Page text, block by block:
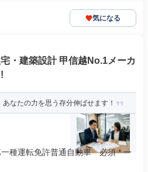
気になる
・建築設計 甲信越No.1メーカ
なたの力を思う存分伸ばせます！
種運転免許普通自動車 必須 * 一